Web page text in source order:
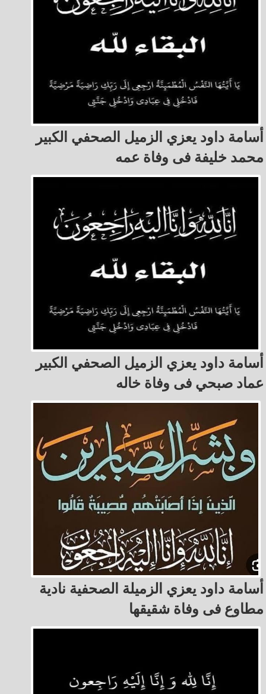
أسامة داود يعزي الزميل الصحفي الكبير
محمد خليفة فى وفاة عمه
أسامة داود يعزي الزميل الصحفي الكبير
عماد صبحي فى وفاة خاله
أسامة داود يعزي الزميلة الصحفية نادية
مطاوع فى وفاة شقيقها